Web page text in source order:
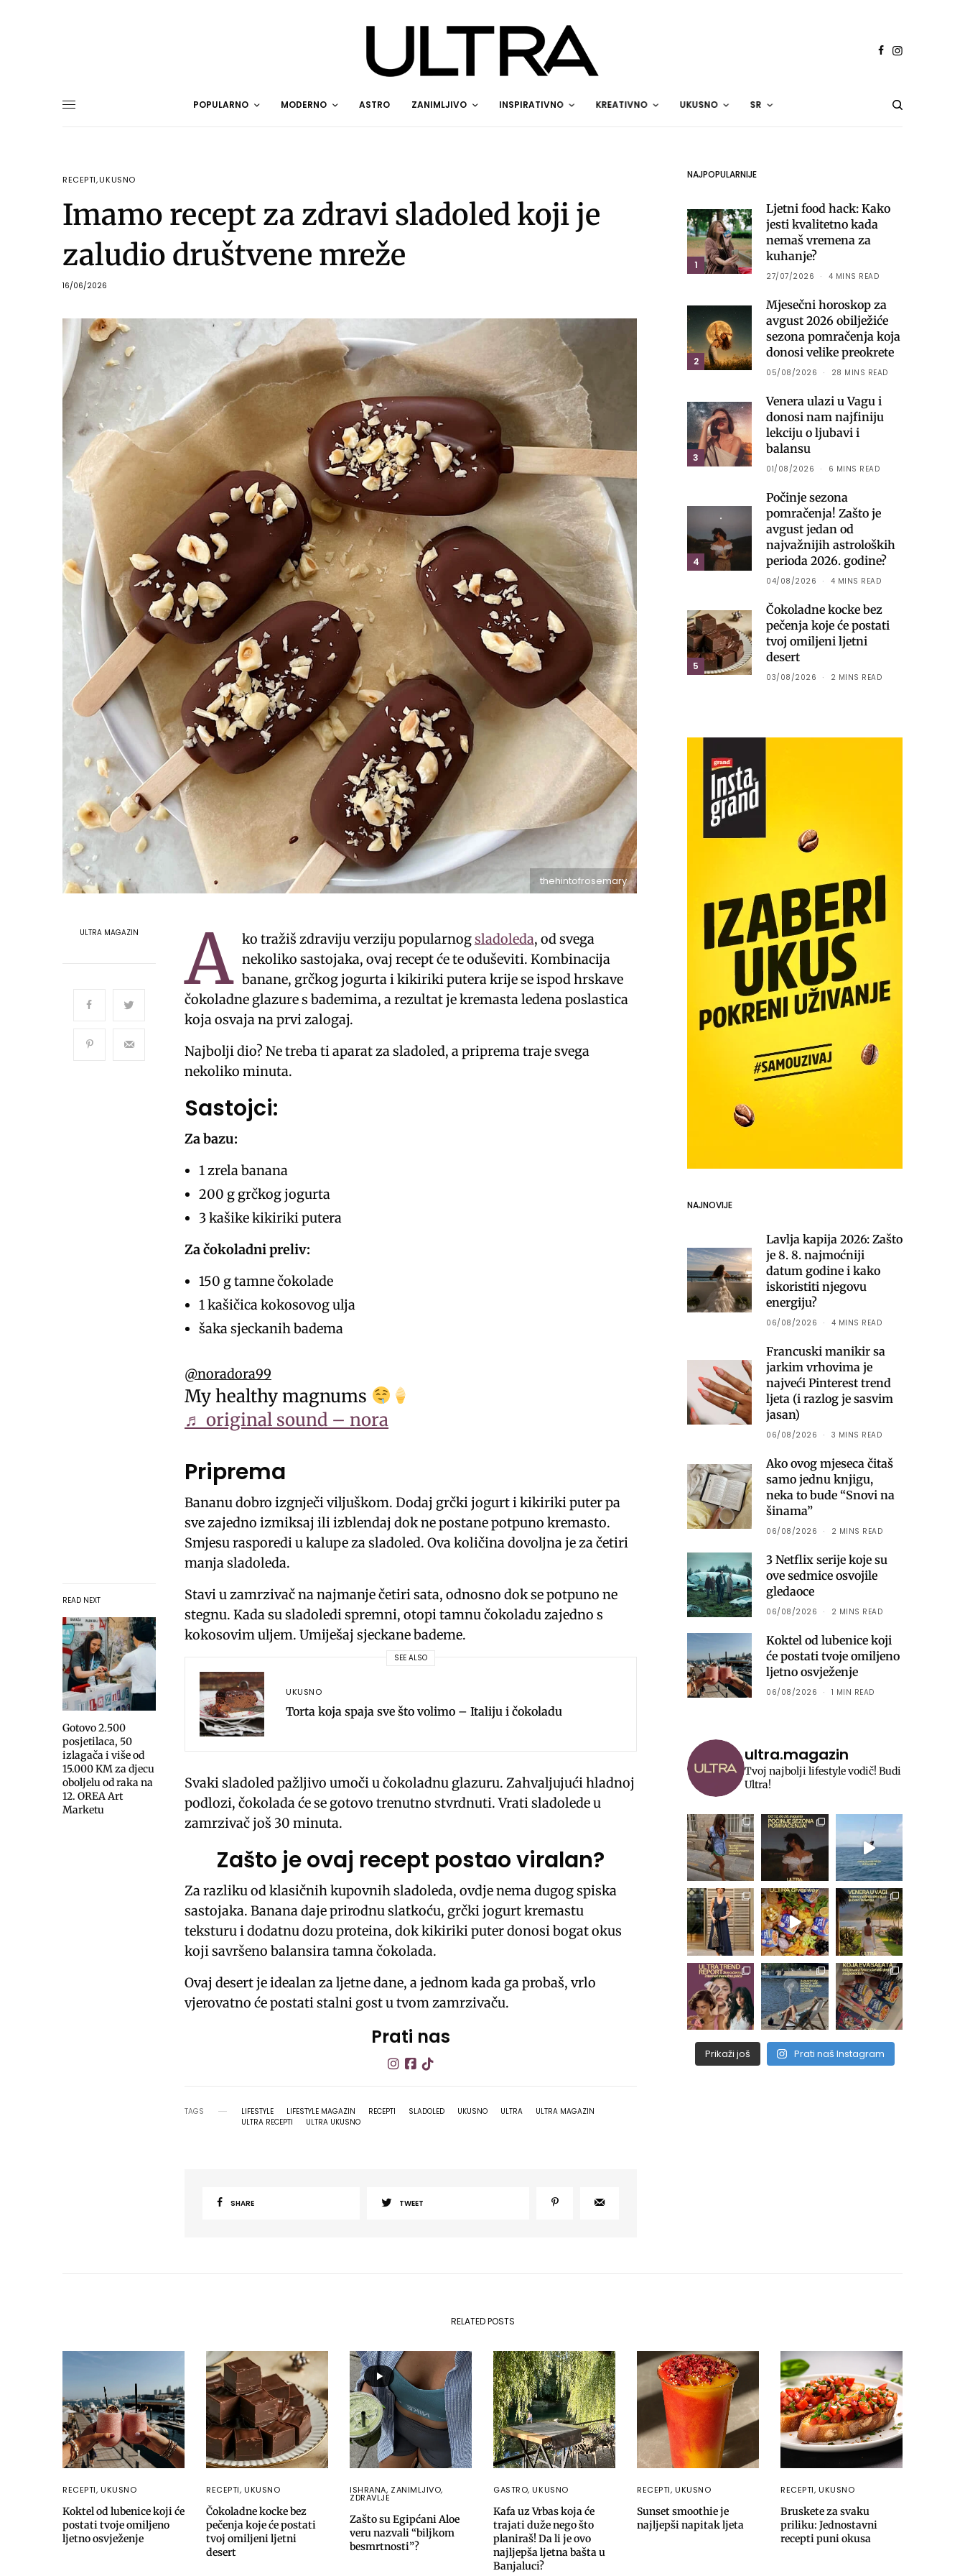
POPULARNO MODERNO ASTRO ZANIMLJIVO INSPIRATIVNO KREATIVNO UKUSNO SR
RECEPTI,UKUSNO
Imamo recept za zdravi sladoled koji je
zaludio društvene mreže
16/06/2026
thehintofrosemary
ULTRA MAGAZIN
READ NEXT
Gotovo 2.500
posjetilaca, 50
izlagača i više od
15.000 KM za djecu
oboljelu od raka na
12. OREA Art
Marketu
A ko tražiš zdraviju verziju popularnogsladoleda, od svega
nekoliko sastojaka, ovaj recept će te oduševiti. Kombinacija
banane, grčkog jogurta i kikiriki putera krije se ispod hrskave
čokoladne glazure s bademima, a rezultat je kremasta ledena poslastica
koja osvaja na prvi zalogaj.
Najbolji dio? Ne treba ti aparat za sladoled, a priprema traje svega
nekoliko minuta.
Sastojci:
Za bazu:
1 zrela banana
200 g grčkog jogurta
3 kašike kikiriki putera
Za čokoladni preliv:
150 g tamne čokolade
1 kašičica kokosovog ulja
šaka sjeckanih badema
@noradora99
My healthy magnums
♬ original sound – nora
Priprema
Bananu dobro izgnječi viljuškom. Dodaj grčki jogurt i kikiriki puter pa
sve zajedno izmiksaj ili izblendaj dok ne postane potpuno kremasto.
Smjesu rasporedi u kalupe za sladoled. Ova količina dovoljna je za četiri
manja sladoleda.
Stavi u zamrzivač na najmanje četiri sata, odnosno dok se potpuno ne
stegnu. Kada su sladoledi spremni, otopi tamnu čokoladu zajedno s
kokosovim uljem. Umiješaj sjeckane bademe.
SEE ALSO
UKUSNO
Torta koja spaja sve što volimo – Italiju i čokoladu
Svaki sladoled pažljivo umoči u čokoladnu glazuru. Zahvaljujući hladnoj
podlozi, čokolada će se gotovo trenutno stvrdnuti. Vrati sladolede u
zamrzivač još 30 minuta.
Zašto je ovaj recept postao viralan?
Za razliku od klasičnih kupovnih sladoleda, ovdje nema dugog spiska
sastojaka. Banana daje prirodnu slatkoću, grčki jogurt kremastu
teksturu i dodatnu dozu proteina, dok kikiriki puter donosi bogat okus
koji savršeno balansira tamna čokolada.
Ovaj desert je idealan za ljetne dane, a jednom kada ga probaš, vrlo
vjerovatno će postati stalni gost u tvom zamrzivaču.
Prati nas
TAGS LIFESTYLE LIFESTYLE MAGAZIN RECEPTI SLADOLED UKUSNO ULTRA
ULTRA MAGAZIN
ULTRA RECEPTI
ULTRA UKUSNO
SHARE TWEET
NAJPOPULARNIJE
1
Ljetni food hack: Kako
jesti kvalitetno kada
nemaš vremena za
kuhanje?
27/07/2026 4 MINS READ
2
Mjesečni horoskop za
avgust 2026 obilježiće
sezona pomračenja koja
donosi velike preokrete
05/08/2026 28 MINS READ
3
Venera ulazi u Vagu i
donosi nam najfiniju
lekciju o ljubavi i
balansu
01/08/2026 6 MINS READ
4
Počinje sezona
pomračenja! Zašto je
avgust jedan od
najvažnijih astroloških
perioda 2026. godine?
04/08/2026 4 MINS READ
5
Čokoladne kocke bez
pečenja koje će postati
tvoj omiljeni ljetni
desert
03/08/2026 2 MINS READ
NAJNOVIJE
Lavlja kapija 2026: Zašto
je 8. 8. najmoćniji
datum godine i kako
iskoristiti njegovu
energiju?
06/08/2026 4 MINS READ
Francuski manikir sa
jarkim vrhovima je
najveći Pinterest trend
ljeta (i razlog je sasvim
jasan)
06/08/2026 3 MINS READ
Ako ovog mjeseca čitaš
samo jednu knjigu,
neka to bude “Snovi na
šinama”
06/08/2026 2 MINS READ
3 Netflix serije koje su
ove sedmice osvojile
gledaoce
06/08/2026 2 MINS READ
Koktel od lubenice koji
će postati tvoje omiljeno
ljetno osvježenje
06/08/2026 1 MIN READ
ultra.magazin
Tvoj najbolji lifestyle vodič! Budi
Ultra!
Prikaži još Prati naš Instagram
RELATED POSTS
RECEPTI, UKUSNO
Koktel od lubenice koji će
postati tvoje omiljeno
ljetno osvježenje
RECEPTI, UKUSNO
Čokoladne kocke bez
pečenja koje će postati
tvoj omiljeni ljetni
desert
ISHRANA, ZANIMLJIVO,
ZDRAVLJE
Zašto su Egipćani Aloe
veru nazvali “biljkom
besmrtnosti”?
GASTRO,UKUSNO
Kafa uz Vrbas koja će
trajati duže nego što
planiraš! Da li je ovo
najljepša ljetna bašta u
Banjaluci?
RECEPTI, UKUSNO
Sunset smoothie je
najljepši napitak ljeta
RECEPTI, UKUSNO
Bruskete za svaku
priliku: Jednostavni
recepti puni okusa